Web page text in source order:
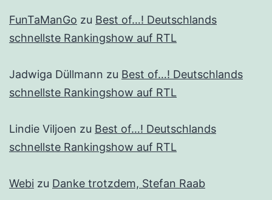
FunTaManGo zu Best of…! Deutschlands
schnellste Rankingshow auf RTL
Jadwiga Düllmann zu Best of…! Deutschlands
schnellste Rankingshow auf RTL
Lindie Viljoen zu Best of…! Deutschlands
schnellste Rankingshow auf RTL
Webi zu Danke trotzdem, Stefan Raab